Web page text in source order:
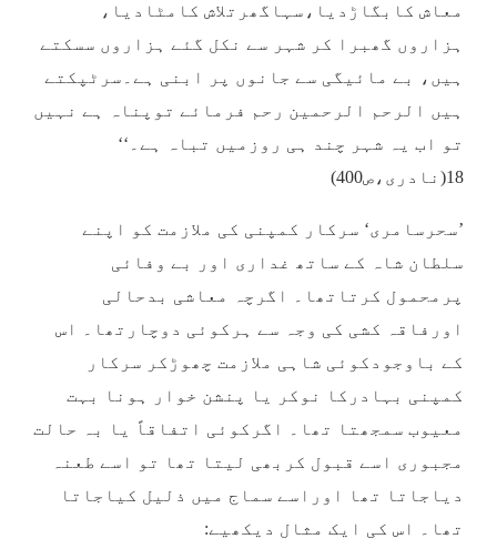
معاش کابگاڑدیا،سہاگھرتلاش کامٹادیا،
ہزاروں گھبرا کر شہر سے نکل گئے ہزاروں سسکتے
ہیں، بے مائیگی سے جانوں پر ابنی ہے۔سرٹپکتے
ہیں الرحم الرحمین رحم فرمائے توپناہ ہے نہیں
تو اب یہ شہر چند ہی روزمیں تباہ ہے۔‘‘
18(نادری،ص400)
’سحرسامری‘ سرکار کمپنی کی ملازمت کو اپنے
سلطان شاہ کے ساتھ غداری اور بے وفائی
پرمحمول کرتاتھا۔ اگرچہ معاشی بدحالی
اورفاقہ کشی کی وجہ سے ہرکوئی دوچارتھا۔ اس
کے باوجودکوئی شاہی ملازمت چھوڑکر سرکار
کمپنی بہادرکا نوکر یا پنشن خوار ہونا بہت
معیوب سمجھتا تھا۔ اگرکوئی اتفاقاً یا بہ حالت
مجبوری اسے قبول کربھی لیتا تھا تو اسے طعنہ
دیاجاتا تھا اوراسے سماج میں ذلیل کیاجاتا
تھا۔ اس کی ایک مثال دیکھیے: